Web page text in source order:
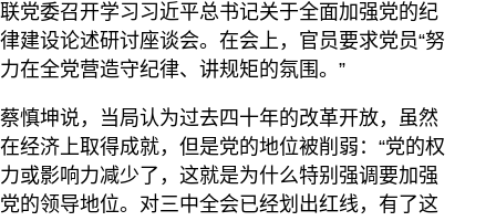
联党委召开学习习近平总书记关于全面加强党的纪
律建设论述研讨座谈会。在会上，官员要求党员“努
力在全党营造守纪律、讲规矩的氛围。”
蔡慎坤说，当局认为过去四十年的改革开放，虽然
在经济上取得成就，但是党的地位被削弱：“党的权
力或影响力减少了，这就是为什么特别强调要加强
党的领导地位。对三中全会已经划出红线，有了这